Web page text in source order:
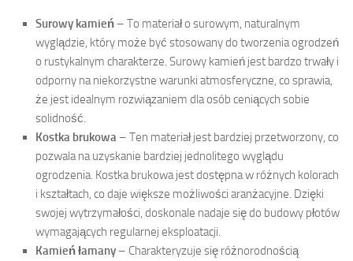
Surowy kamień – To materiał o surowym, naturalnym
wyglądzie, który może być stosowany do tworzenia ogrodzeń
o rustykalnym charakterze. Surowy kamień jest bardzo trwały i
odporny na niekorzystne warunki atmosferyczne, co sprawia,
że jest idealnym rozwiązaniem dla osób ceniących sobie
solidność.
Kostka brukowa – Ten materiał jest bardziej przetworzony, co
pozwala na uzyskanie bardziej jednolitego wyglądu
ogrodzenia. Kostka brukowa jest dostępna w różnych kolorach
i kształtach, co daje większe możliwości aranżacyjne. Dzięki
swojej wytrzymałości, doskonale nadaje się do budowy płotów
wymagających regularnej eksploatacji.
Kamień łamany – Charakteryzuje się różnorodnością